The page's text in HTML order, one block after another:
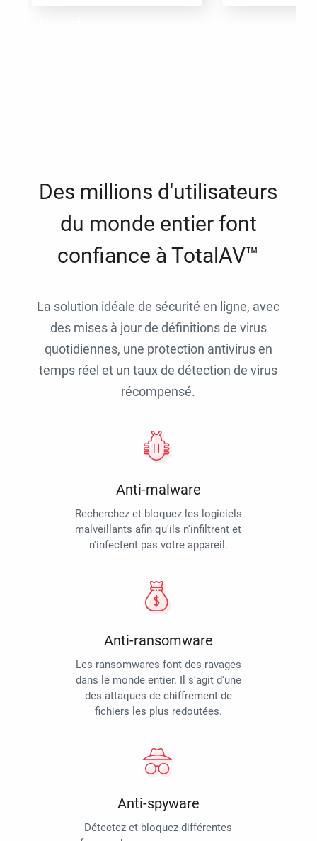
Des millions d'utilisateurs
du monde entier font
confiance à TotalAV™
La solution idéale de sécurité en ligne, avec
des mises à jour de définitions de virus
quotidiennes, une protection antivirus en
temps réel et un taux de détection de virus
récompensé.
Anti-malware
Recherchez et bloquez les logiciels
malveillants afin qu'ils n'infiltrent et
n'infectent pas votre appareil.
Anti-ransomware
Les ransomwares font des ravages
dans le monde entier. Il s'agit d'une
des attaques de chiffrement de
fichiers les plus redoutées.
Anti-spyware
Détectez et bloquez différentes